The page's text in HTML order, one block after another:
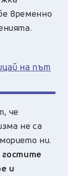
временно
на път
че
не са
ни.
гостите
и